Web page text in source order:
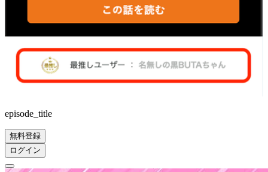
episode_title
無料登録
ログイン